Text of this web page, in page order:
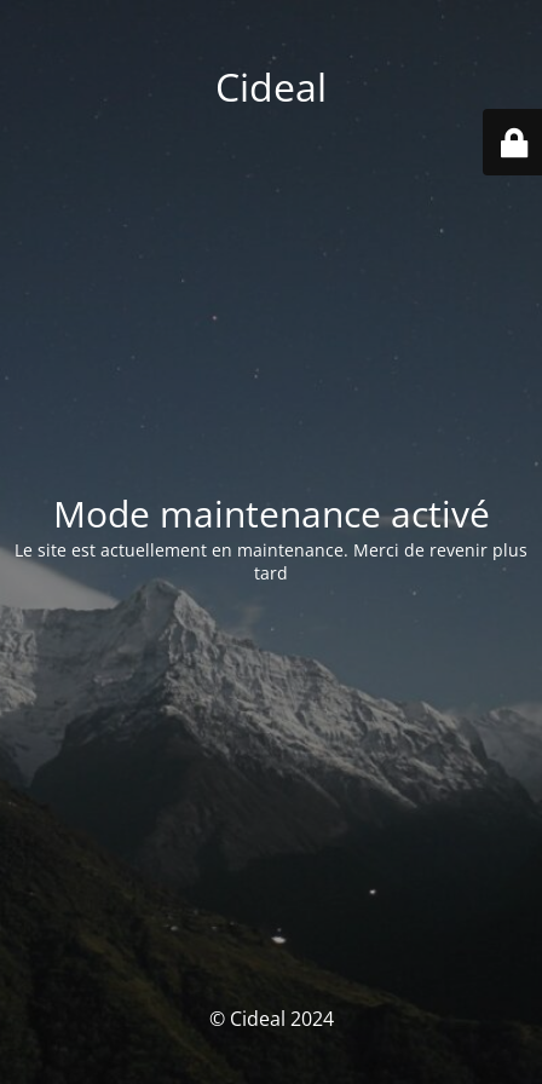
Cideal
Mode maintenance activé
Le site est actuellement en maintenance. Merci de revenir plus
tard
© Cideal 2024